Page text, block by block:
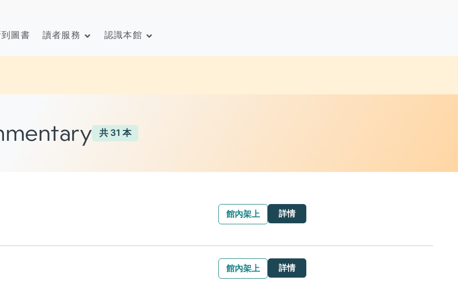
到圖書 讀者服務 認識本館
共 31 本
館內架上 詳情
館內架上 詳情